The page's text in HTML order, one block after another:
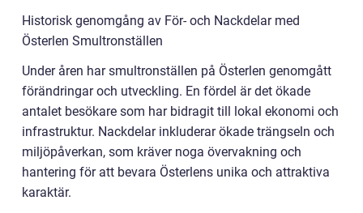
Historisk genomgång av För- och Nackdelar med
Österlen Smultronställen
Under åren har smultronställen på Österlen genomgått
förändringar och utveckling. En fördel är det ökade
antalet besökare som har bidragit till lokal ekonomi och
infrastruktur. Nackdelar inkluderar ökade trängseln och
miljöpåverkan, som kräver noga övervakning och
hantering för att bevara Österlens unika och attraktiva
karaktär.